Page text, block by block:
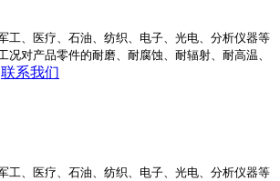
工、医疗、石油、纺织、电子、光电、分析仪器等
况对产品零件的耐磨、耐腐蚀、耐辐射、耐高温、
联系我们
工、医疗、石油、纺织、电子、光电、分析仪器等